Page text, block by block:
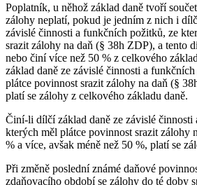
Poplatník, u něhož základ daně tvoří
zálohy neplatí, pokud je jedním z nich i
závislé činnosti a funkčních požitků, ze
srazit zálohy na daň (§ 38h ZDP), a tento
nebo činí více než 50 % z celkového
základ daně ze závislé činnosti a
plátce povinnost srazit zálohy na daň (§
platí se zálohy z celkového základu daně.
Činí-li dílčí základ daně ze závislé
kterých měl plátce povinnost srazit zálohy
% a více, avšak méně než 50 %, platí se
Při změně poslední známé daňové
zdaňovacího období se zálohy do té doby